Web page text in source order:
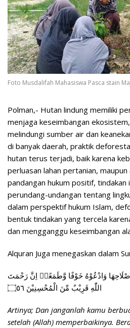
Foto Musdalifah Mahasiswa Pasca stain
Polman,- Hutan lindung memiliki
menjaga keseimbangan
melindungi sumber air dan
di banyak daerah, praktik
hutan terus terjadi, baik karena
perluasan lahan pertanian,
pandangan hukum positif,
perundang-undangan tentang
dalam perspektif hukum Islam,
bentuk tindakan yang tercela
dan mengganggu keseimbangan
Alquran Juga menegaskan dalam
وَادْعُوْهُ خَوْفًا وَّطَمَعًاۗ اِنَّ رَحْمَتَ
اللّٰهِ قَرِيْبٌ مِّنَ الْمُحْسِنِيْنَ ۝٥٦
Artinya; Dan janganlah kamu
setelah (Allah) memperbaikinya.